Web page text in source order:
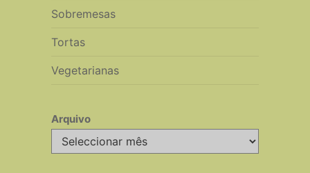
Sobremesas
Tortas
Vegetarianas
Arquivo
Arquivo